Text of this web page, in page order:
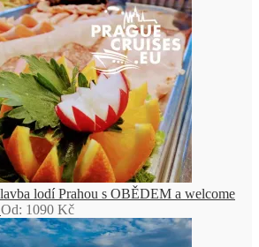
lodí Prahou s OBĚDEM a welcome
Od: 1090 Kč